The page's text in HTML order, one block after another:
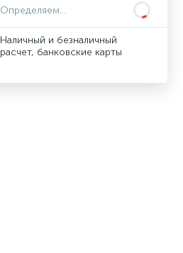
Определяем...
Наличный и безналичный
расчет, банковские карты